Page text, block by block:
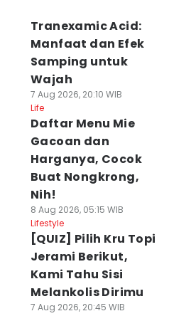
Tranexamic Acid:
Manfaat dan Efek
Samping untuk
Wajah
7 Aug 2026, 20:10 WIB
Life
Daftar Menu Mie
Gacoan dan
Harganya, Cocok
Buat Nongkrong,
Nih!
8 Aug 2026, 05:15 WIB
Lifestyle
[QUIZ] Pilih Kru Topi
Jerami Berikut,
Kami Tahu Sisi
Melankolis Dirimu
7 Aug 2026, 20:45 WIB